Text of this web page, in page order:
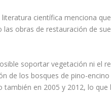
literatura científica menciona
obras de restauración de
soportar vegetación ni el
de los bosques de pino-
también en 2005 y 2012, lo